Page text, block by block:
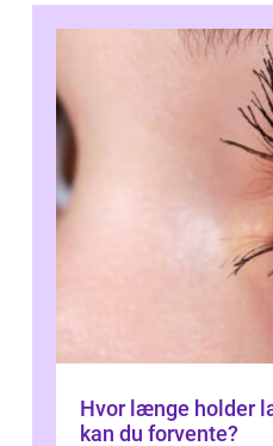
Hvor længe holder
kan du forvente?